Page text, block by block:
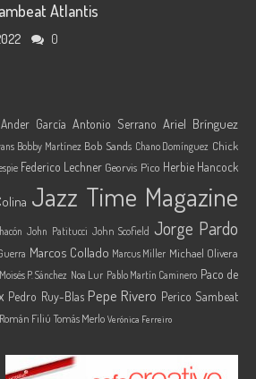
Atlantis
0
Ander García Antonio Serrano Ariel Brínguez
Bobby Martínez Bob Sands Chano Domínguez Chick
Federico Lechner Georvis Pico Herbie Hancock
Jazz Time Magazine
John Patitucci John Scofield Jorge Pardo
Marcos Collado Marcus Miller Michael Olivera
Moisés P. Sánchez Noa Lur Pablo Martín Caminero Paco de
Pedro Ruy-Blas Pepe Rivero Perico Sambeat
Román Filiú Tomás Merlo Verónica Ferreiro